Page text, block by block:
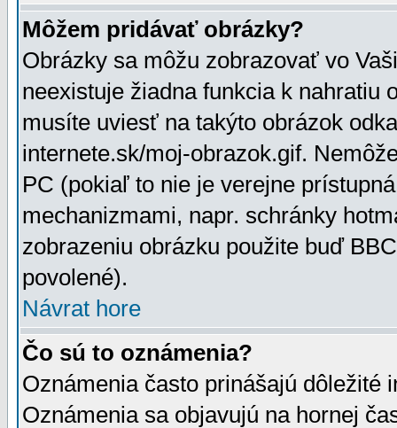
Môžem pridávať obrázky?
Obrázky sa môžu zobrazovať vo
neexistuje žiadna funkcia k nahratiu
musíte uviesť na takýto obrázok
internete.sk/moj-obrazok.gif.
PC (pokiaľ to nie je verejne
mechanizmami, napr. schránky
zobrazeniu obrázku použite buď
povolené).
Návrat hore
Čo sú to oznámenia?
Oznámenia často prinášajú dôležité
Oznámenia sa objavujú na hornej